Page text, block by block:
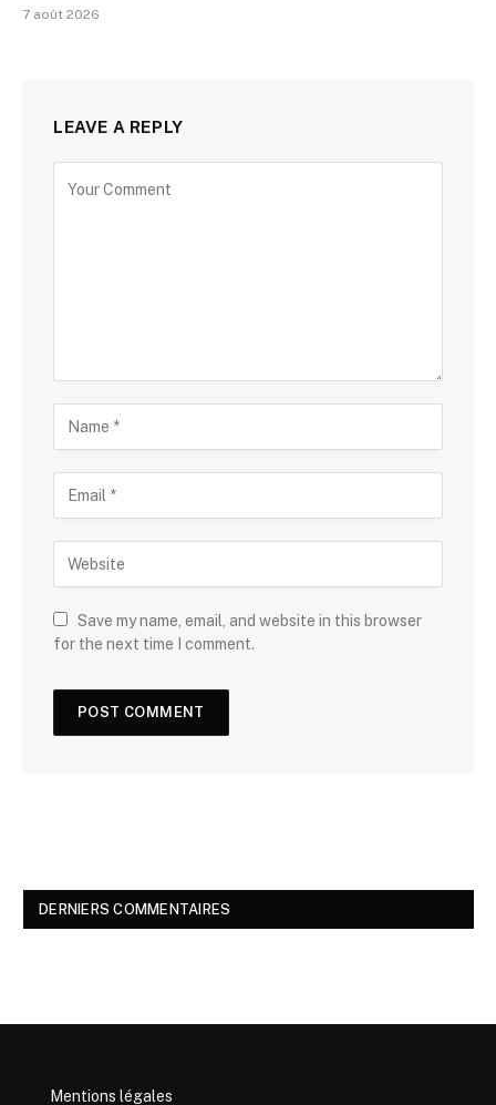
7 août 2026
LEAVE A REPLY
Save my name, email, and website in this browser
for the next time I comment.
DERNIERS COMMENTAIRES
Mentions légales